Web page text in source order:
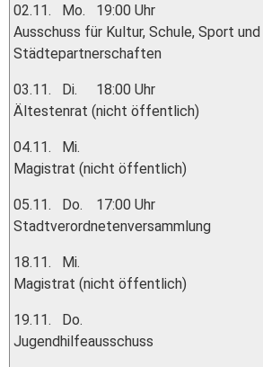
02.11. Mo.
19:00 Uhr
Ausschuss für Kultur, Schule, Sport und
Städtepartnerschaften
03.11. Di.
18:00 Uhr
Ältestenrat (nicht öffentlich)
04.11.
Mi.
Magistrat (nicht öffentlich)
05.11. Do.
17:00 Uhr
Stadtverordnetenversammlung
18.11.
Mi.
Magistrat (nicht öffentlich)
19.11.
Do.
Jugendhilfeausschuss